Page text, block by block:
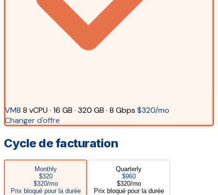
VM8 8 vCPU · 16 GB · 320 GB · 8 Gbps $320/mo
Changer d'offre
Cycle de facturation
Monthly
$320
$320/mo
Prix bloqué pour la durée
Quarterly
$960
$320/mo
Prix bloqué pour la durée